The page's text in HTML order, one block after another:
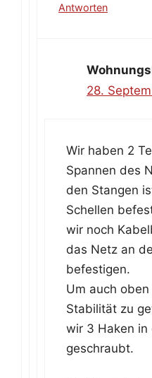
Antworten
28.
Wir haben 2
Spannen des
den Stangen
Schellen
wir noch
das Netz an
befestigen.
Um auch
Stabilität zu
wir 3 Haken in
geschraubt.